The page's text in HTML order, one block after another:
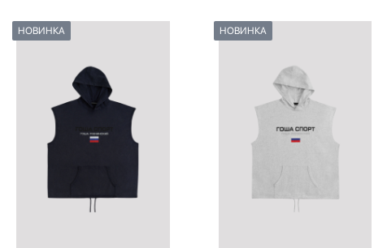
НОВИНКА НОВИНКА